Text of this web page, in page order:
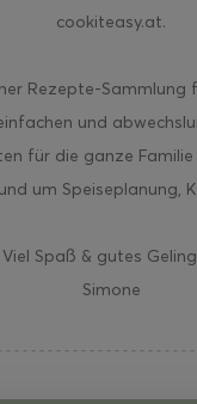
cookiteasy.at.
Rezepte-Sammlung
und
für die ganze Familie
um Speiseplanung,
Viel Spaß & gutes
Simone